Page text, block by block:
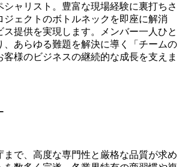
シャリスト。豊富な現場経験に裏打ちさ
ジェクトのボトルネックを即座に解消
ス提供を実現します。メンバー一人ひと
、あらゆる難題を解決に導く「チームの
様のビジネスの継続的な成長を支えま
まで、高度な専門性と厳格な品質が求め